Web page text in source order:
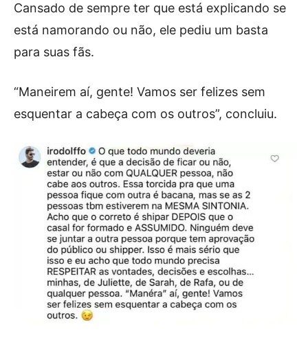
Cansado de sempre ter que está explicando se
está namorando ou não, ele pediu um basta
para suas fãs.
“Maneirem aí, gente! Vamos ser felizes sem
esquentar a cabeça com os outros”, concluiu.